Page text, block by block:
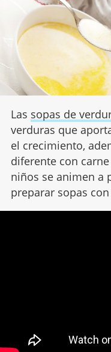
Las sopas de
verduras que
el crecimiento,
diferente con
niños se animen a
preparar sopas